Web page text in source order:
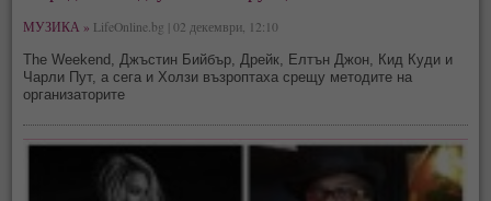
МУЗИКА » LifeOnline.bg | 02 декември, 12:10
The Weekend, Джъстин Бийбър, Дрейк, Елтън Джон, Кид Куди и
Чарли Пут, а сега и Холзи възроптаха срещу методите на
организаторите